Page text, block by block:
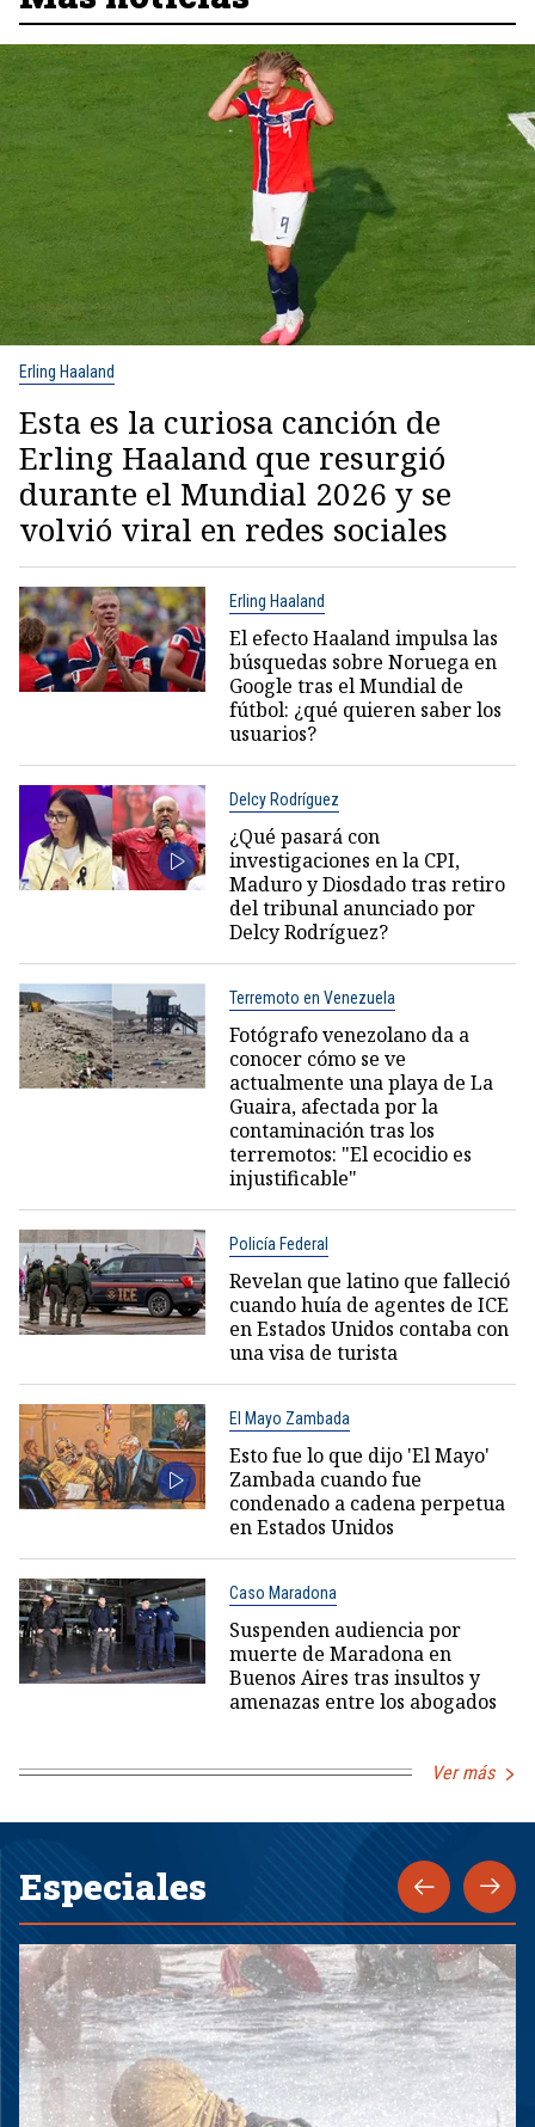
Erling Haaland
Esta es la curiosa canción de
Erling Haaland que resurgió
durante el Mundial 2026 y se
volvió viral en redes sociales
Erling Haaland
El efecto Haaland impulsa las
búsquedas sobre Noruega en
Google tras el Mundial de
fútbol: ¿qué quieren saber los
usuarios?
Delcy Rodríguez
¿Qué pasará con
investigaciones en la CPI,
Maduro y Diosdado tras retiro
del tribunal anunciado por
Delcy Rodríguez?
Terremoto en Venezuela
Fotógrafo venezolano da a
conocer cómo se ve
actualmente una playa de La
Guaira, afectada por la
contaminación tras los
terremotos: "El ecocidio es
injustificable"
Policía Federal
Revelan que latino que falleció
cuando huía de agentes de ICE
en Estados Unidos contaba con
una visa de turista
El Mayo Zambada
Esto fue lo que dijo 'El Mayo'
Zambada cuando fue
condenado a cadena perpetua
en Estados Unidos
Caso Maradona
Suspenden audiencia por
muerte de Maradona en
Buenos Aires tras insultos y
amenazas entre los abogados
Ver más
Especiales